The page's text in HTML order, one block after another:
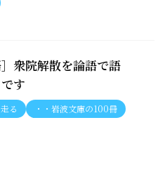
］衆院解散を論語で語
す
る
・・岩波文庫の100冊